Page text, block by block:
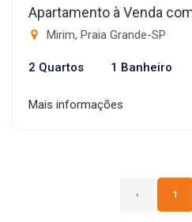
Apartamento à Venda
Mirim, Praia Grande-SP
2 Quartos 1 Banheiro
Mais informações
‹ 1